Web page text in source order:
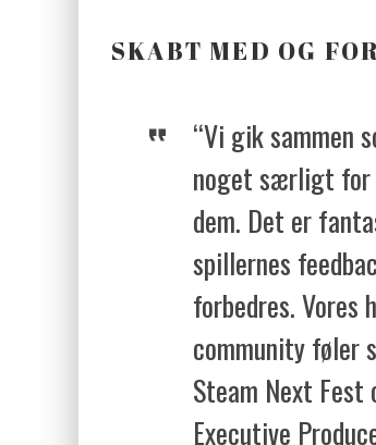
SKABT MED OG
“Vi gik sammen
noget særligt for
dem. Det er
spillernes
forbedres.
community føler
Steam Next Fest
Executive